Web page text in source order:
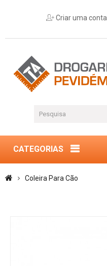
Criar uma conta
CATEGORIAS
Coleira Para Cão